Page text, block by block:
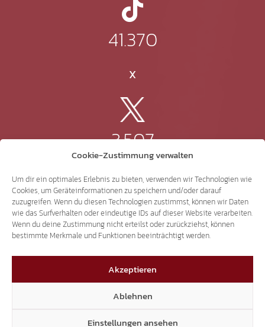
Cookie-Zustimmung verwalten
Um dir ein optimales Erlebnis zu bieten, verwenden wir Technologien wie
Cookies, um Geräteinformationen zu speichern und/oder darauf
zuzugreifen. Wenn du diesen Technologien zustimmst, können wir Daten
wie das Surfverhalten oder eindeutige IDs auf dieser Website verarbeiten.
Wenn du deine Zustimmung nicht erteilst oder zurückziehst, können
bestimmte Merkmale und Funktionen beeinträchtigt werden.
Akzeptieren
Ablehnen
Einstellungen ansehen
41.370
X
3.507
Threads
3.401
YouTube